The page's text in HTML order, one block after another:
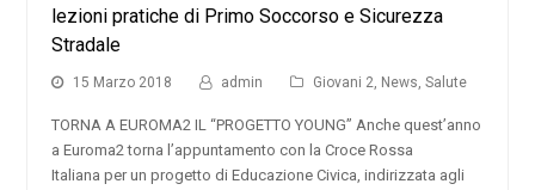
lezioni pratiche di Primo Soccorso e Sicurezza
Stradale
15 Marzo 2018 admin Giovani 2, News, Salute
TORNA A EUROMA2 IL “PROGETTO YOUNG” Anche quest’anno
a Euroma2 torna l’appuntamento con la Croce Rossa
Italiana per un progetto di Educazione Civica, indirizzata agli